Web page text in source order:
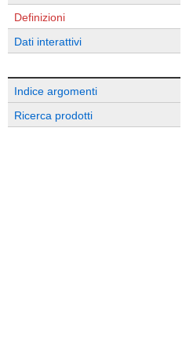
Definizioni
Dati interattivi
Indice argomenti
Ricerca prodotti